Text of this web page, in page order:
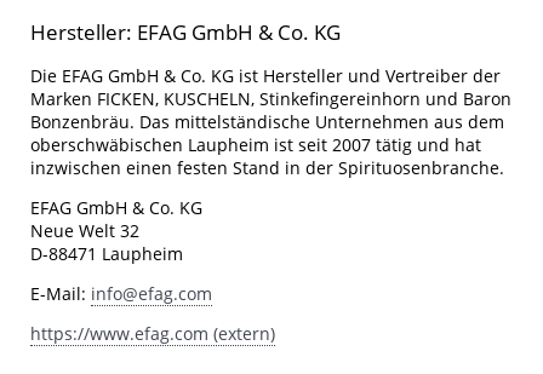
Hersteller: EFAG GmbH & Co. KG
Die EFAG GmbH & Co. KG ist Hersteller und Vertreiber der
Marken FICKEN, KUSCHELN, Stinkefingereinhorn und Baron
Bonzenbräu. Das mittelständische Unternehmen aus dem
oberschwäbischen Laupheim ist seit 2007 tätig und hat
inzwischen einen festen Stand in der Spirituosenbranche.
EFAG GmbH & Co. KG
Neue Welt 32
D-88471 Laupheim
E-Mail: info@efag.com
https://www.efag.com (extern)